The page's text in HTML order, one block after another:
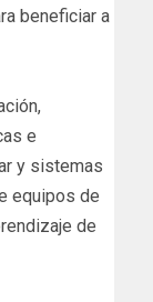
beneficiar a
e
y sistemas
equipos de
de